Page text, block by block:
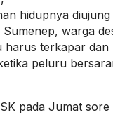
hidupnya diujung
warga
harus terkapar dan
peluru
pada Jumat